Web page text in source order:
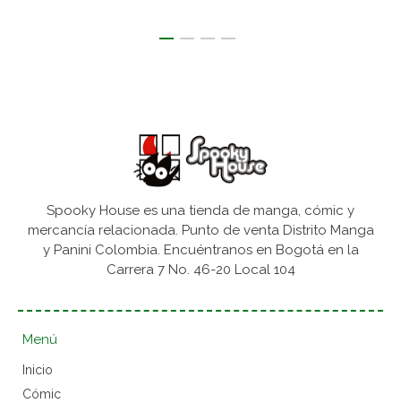
Spooky House es una tienda de manga, cómic y
mercancía relacionada. Punto de venta Distrito Manga
y Panini Colombia. Encuéntranos en Bogotá en la
Carrera 7 No. 46-20 Local 104
Menú
Inicio
Cómic